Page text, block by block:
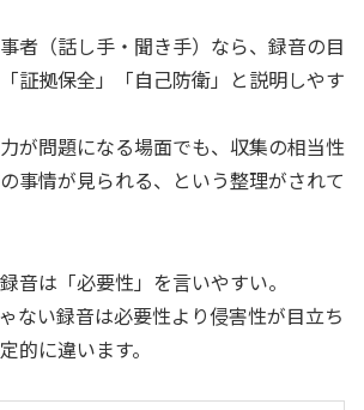
者（話し手・聞き手）なら、録音の目
証拠保全」「自己防衛」と説明しやす
が問題になる場面でも、収集の相当性
事情が見られる、という整理がされて
音は「必要性」を言いやすい。
ない録音は必要性より侵害性が目立ち
的に違います。